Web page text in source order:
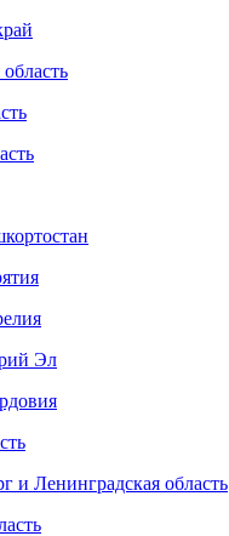
Эл
и Ленинградская область